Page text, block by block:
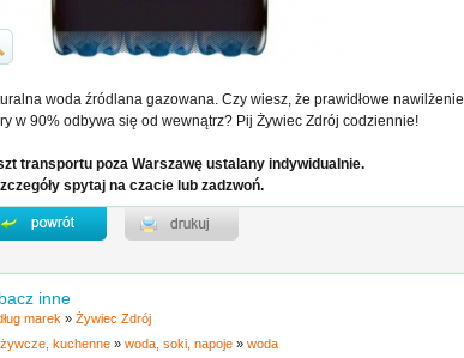
woda źródlana gazowana. Czy wiesz, że prawidłowe nawilżenie
w 90% odbywa się od wewnątrz? Pij Żywiec Zdrój codziennie!
transportu poza Warszawę ustalany indywidualnie.
spytaj na czacie lub zadzwoń.
inne
marek » Żywiec Zdrój
kuchenne » woda, soki, napoje » woda